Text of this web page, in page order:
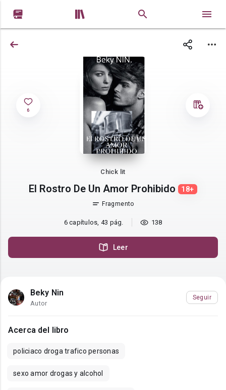
 
6
Chick lit
El Rostro De Un Amor Prohibido 18+
Fragmento
6 capítulos, 43 pág. 138
Leer
Beky Nin
Autor
Seguir
Acerca del libro
policiaco droga trafico personas
sexo amor drogas y alcohol